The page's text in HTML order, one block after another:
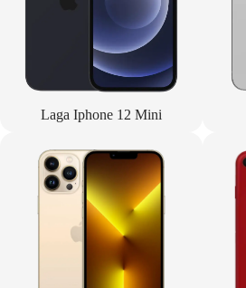
Laga Iphone 12 Mini